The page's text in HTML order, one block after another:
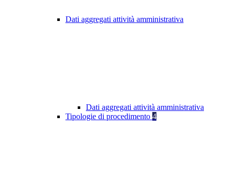
Dati aggregati attività amministrativa
Dati aggregati attività amministrativa
Tipologie di procedimento 4